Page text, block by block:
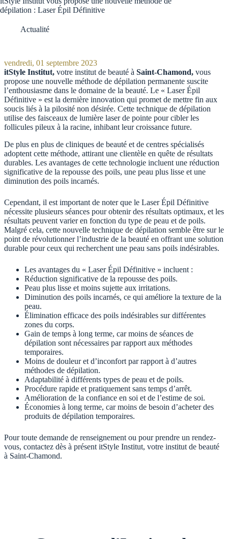
dépilation : Laser Épil Définitive
Actualité
vendredi, 01 septembre 2023
itStyle Institut, votre institut de beauté à Saint-Chamond, vous
propose une nouvelle méthode de dépilation permanente suscite
l’enthousiasme dans le domaine de la beauté. Le « Laser Épil
Définitive » est la dernière innovation qui promet de mettre fin aux
soucis liés à la pilosité non désirée. Cette technique de dépilation
utilise des faisceaux de lumière laser de pointe pour cibler les
follicules pileux à la racine, inhibant leur croissance future.
De plus en plus de cliniques de beauté et de centres spécialisés
adoptent cette méthode, attirant une clientèle en quête de résultats
durables. Les avantages de cette technologie incluent une réduction
significative de la repousse des poils, une peau plus lisse et une
diminution des poils incarnés.
Cependant, il est important de noter que le Laser Épil Définitive
nécessite plusieurs séances pour obtenir des résultats optimaux, et les
résultats peuvent varier en fonction du type de peau et de poils.
Malgré cela, cette nouvelle technique de dépilation semble être sur le
point de révolutionner l’industrie de la beauté en offrant une solution
durable pour ceux qui recherchent une peau sans poils indésirables.
Les avantages du « Laser Épil Définitive » incluent :
Réduction significative de la repousse des poils.
Peau plus lisse et moins sujette aux irritations.
Diminution des poils incarnés, ce qui améliore la texture de la
peau.
Élimination efficace des poils indésirables sur différentes
zones du corps.
Gain de temps à long terme, car moins de séances de
dépilation sont nécessaires par rapport aux méthodes
temporaires.
Moins de douleur et d’inconfort par rapport à d’autres
méthodes de dépilation.
Adaptabilité à différents types de peau et de poils.
Procédure rapide et pratiquement sans temps d’arrêt.
Amélioration de la confiance en soi et de l’estime de soi.
Économies à long terme, car moins de besoin d’acheter des
produits de dépilation temporaires.
Pour toute demande de renseignement ou pour prendre un rendez-
vous, contactez dès à présent itStyle Institut, votre institut de beauté
à Saint-Chamond.